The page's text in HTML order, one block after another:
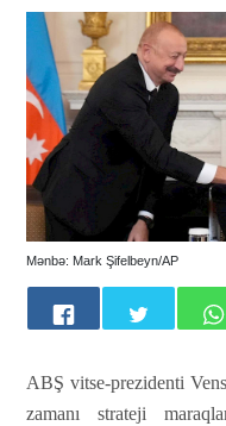
Mənbə: Mark Şifelbeyn/AP
ABŞ vitse-prezidenti
zamanı strateji